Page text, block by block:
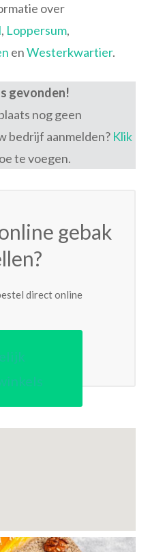
over
, Loppersum,
enWesterkwartier.
gevonden!
nog geen
bedrijf aanmelden? Klik
te voegen.
gebak
direct online